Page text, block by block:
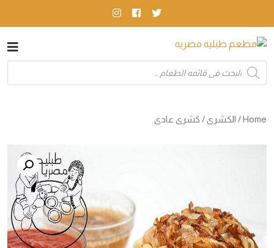
Products
search
Home
/ الكشرى/ كشرى عادى